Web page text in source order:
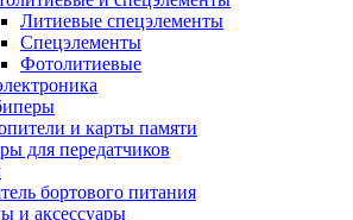
Литиевые спецэлементы
Спецэлементы
Фотолитиевые
и карты памяти
для передатчиков
бортового питания
и аксессуары